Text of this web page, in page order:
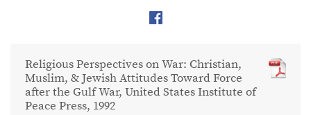
Religious Perspectives on War: Christian,
Muslim, & Jewish Attitudes Toward Force
after the Gulf War, United States Institute of
Peace Press, 1992